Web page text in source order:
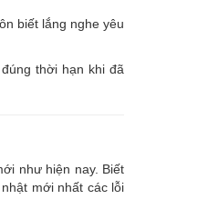
biết lắng nghe yêu
thời hạn khi đã
như hiện nay. Biết
mới nhất các lỗi